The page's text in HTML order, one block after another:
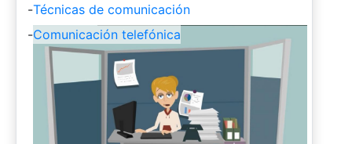
-Técnicas de comunicación
-Comunicación telefónica